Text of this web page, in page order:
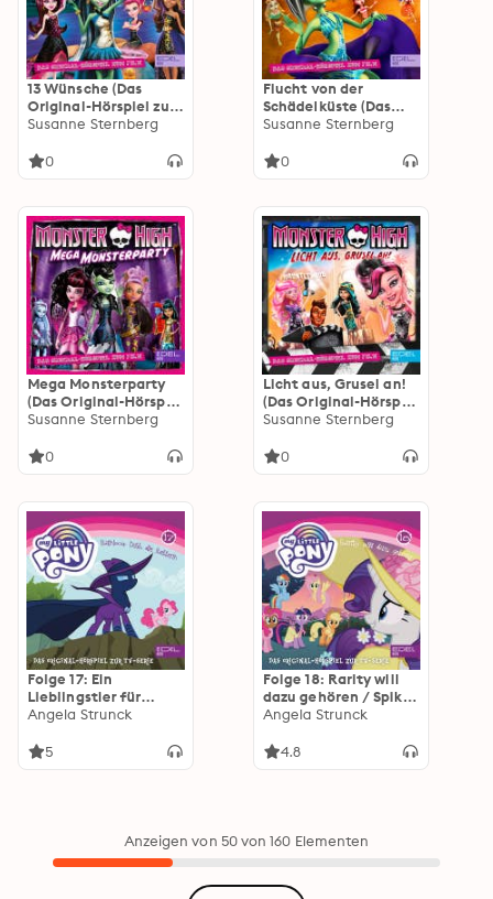
13 Wünsche (Das
Original-Hörspiel zum
Film)
Susanne Sternberg
0
Flucht von der
Schädelküste (Das
Original-Hörspiel zum
Susanne Sternberg
0
Mega Monsterparty
(Das Original-Hörspiel
zum Film)
Susanne Sternberg
0
Licht aus, Grusel an!
(Das Original-Hörspiel
zum Film)
Susanne Sternberg
0
Folge 17: Ein
Lieblingstier für
Rainbow Dash /
Retterin (Das Original
Angela Strunck
5
Folge 18: Rarity will
dazu gehören / Spike
wird raffgierig (Das
TV-Serie)
Angela Strunck
4.8
Anzeigen von 50 von 160 Elementen